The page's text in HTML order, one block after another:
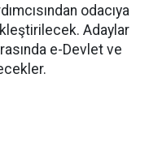
odacıya
Adaylar
e-Devlet ve